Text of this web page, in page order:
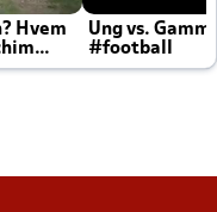
Hvem
Ung vs.
#football